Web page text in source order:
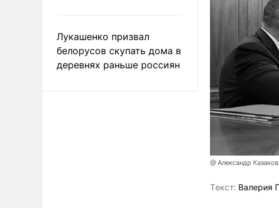
Лукашенко призвал
белорусов скупать дома в
деревнях раньше россиян
@ Александр
Tекст: Валерия